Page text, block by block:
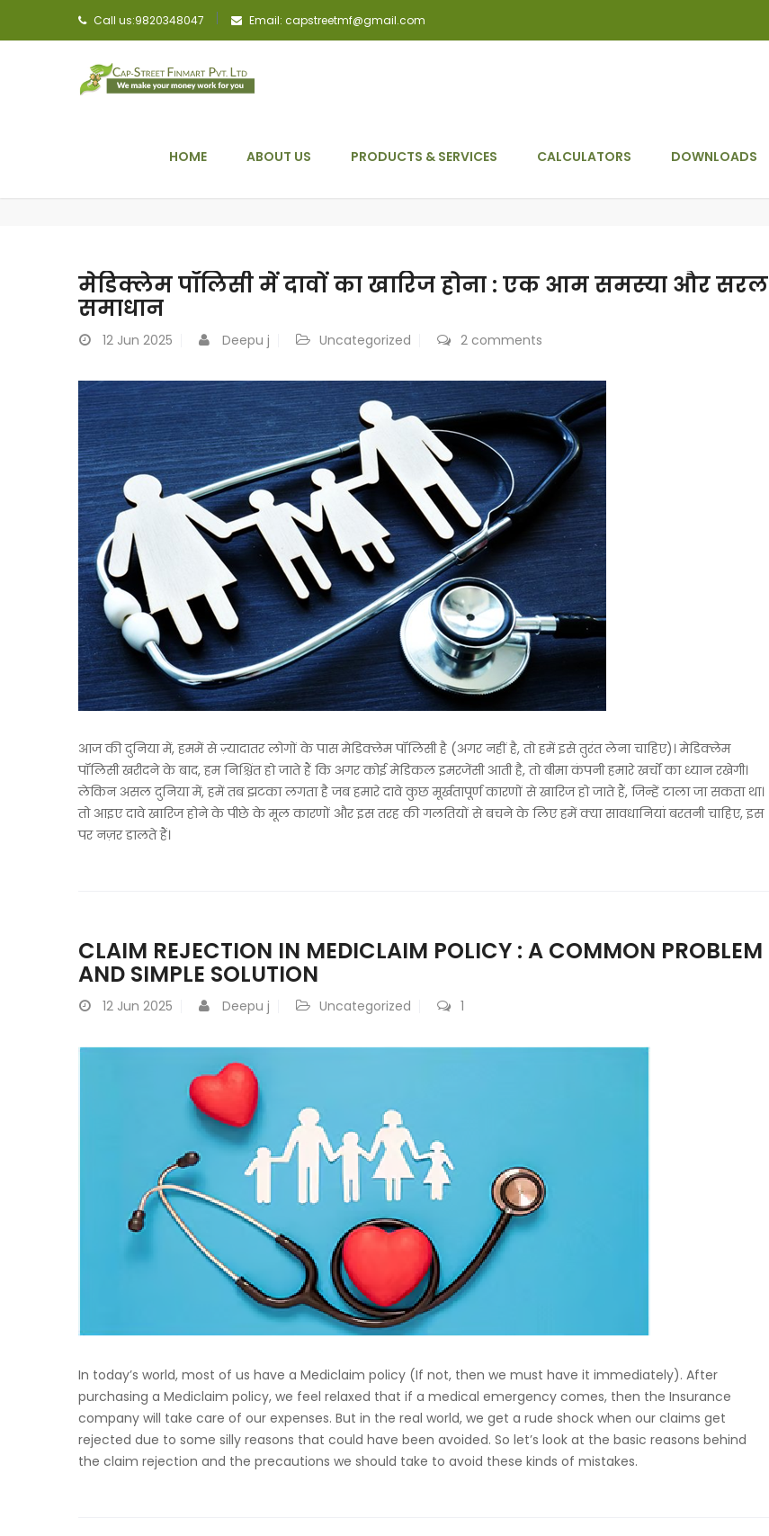
Call us:9820348047 Email: capstreetmf@gmail.com
HOME ABOUT US PRODUCTS & SERVICES CALCULATORS DOWNLOADS
मेडिक्लेम पॉलिसी में दावों का खारिज होना : एक आम समस्या और सरल
समाधान
12 Jun 2025 Deepu j Uncategorized 2 comments
आज की दुनिया में, हममें से ज़्यादातर लोगों के पास मेडिक्लेम पॉलिसी है (अगर नहीं है, तो हमें इसे तुरंत लेना चाहिए)। मेडिक्लेम
पॉलिसी खरीदने के बाद, हम निश्चिंत हो जाते हैं कि अगर कोई मेडिकल इमरजेंसी आती है, तो बीमा कंपनी हमारे खर्चों का ध्यान रखेगी।
लेकिन असल दुनिया में, हमें तब झटका लगता है जब हमारे दावे कुछ मूर्खतापूर्ण कारणों से खारिज हो जाते हैं, जिन्हें टाला जा सकता था।
तो आइए दावे खारिज होने के पीछे के मूल कारणों और इस तरह की गलतियों से बचने के लिए हमें क्या सावधानियां बरतनी चाहिए, इस
पर नज़र डालते हैं।
CLAIM REJECTION IN MEDICLAIM POLICY : A COMMON PROBLEM
AND SIMPLE SOLUTION
12 Jun 2025 Deepu j Uncategorized 1
In today’s world, most of us have a Mediclaim policy (If not, then we must have it immediately). After
purchasing a Mediclaim policy, we feel relaxed that if a medical emergency comes, then the Insurance
company will take care of our expenses. But in the real world, we get a rude shock when our claims get
rejected due to some silly reasons that could have been avoided. So let’s look at the basic reasons behind
the claim rejection and the precautions we should take to avoid these kinds of mistakes.